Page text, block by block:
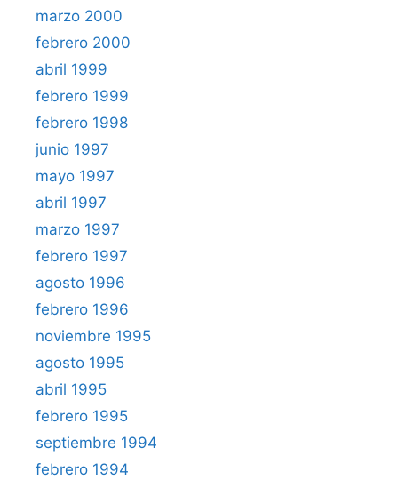
marzo 2000
febrero 2000
abril 1999
febrero 1999
febrero 1998
junio 1997
mayo 1997
abril 1997
marzo 1997
febrero 1997
agosto 1996
febrero 1996
noviembre 1995
agosto 1995
abril 1995
febrero 1995
septiembre 1994
febrero 1994